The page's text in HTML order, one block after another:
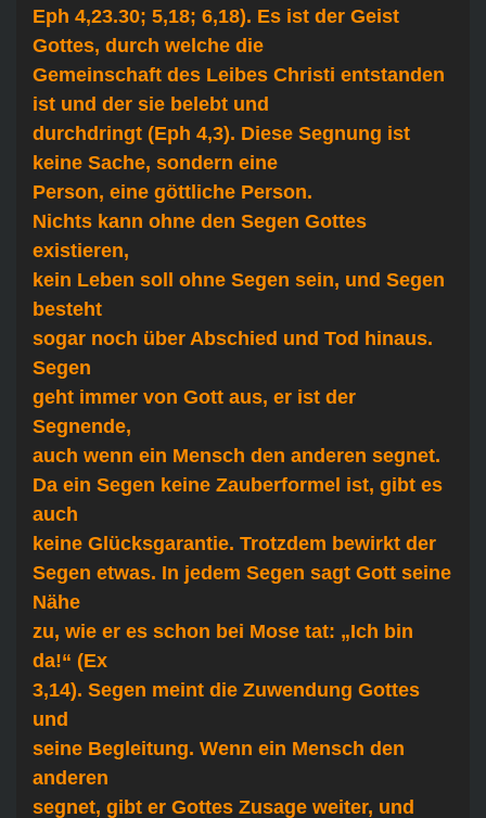
Eph 4,23.30; 5,18; 6,18). Es ist der Geist
Gottes, durch welche die
Gemeinschaft des Leibes Christi entstanden
ist und der sie belebt und
durchdringt (Eph 4,3). Diese Segnung ist
keine Sache, sondern eine
Person, eine göttliche Person.
Nichts kann ohne den Segen Gottes
existieren,
kein Leben soll ohne Segen sein, und Segen
besteht
sogar noch über Abschied und Tod hinaus.
Segen
geht immer von Gott aus, er ist der
Segnende,
auch wenn ein Mensch den anderen segnet.
Da ein Segen keine Zauberformel ist, gibt es
auch
keine Glücksgarantie. Trotzdem bewirkt der
Segen etwas. In jedem Segen sagt Gott seine
Nähe
zu, wie er es schon bei Mose tat: „Ich bin
da!“ (Ex
3,14). Segen meint die Zuwendung Gottes
und
seine Begleitung. Wenn ein Mensch den
anderen
segnet, gibt er Gottes Zusage weiter, und